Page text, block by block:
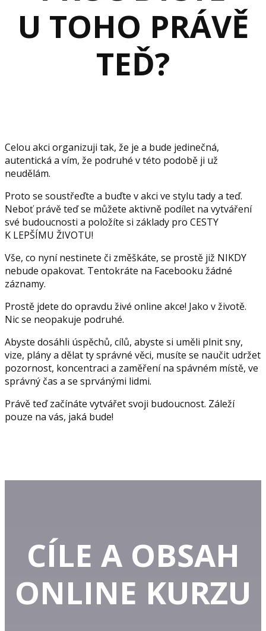
U TOHO PRÁVĚ
TEĎ?
Celou akci organizuji tak, že je a bude jedinečná,
autentická a vím, že podruhé v této podobě ji už
neudělám.
Proto se soustřeďte a buďte v akci ve stylu tady a teď.
Neboť právě teď se můžete aktivně podílet na vytváření
své budoucnosti a položíte si základy pro CESTY
K LEPŠÍMU ŽIVOTU!
Vše, co nyní nestinete či změškáte, se prostě již NIKDY
nebude opakovat. Tentokráte na Facebooku žádné
záznamy.
Prostě jdete do opravdu živé online akce! Jako v životě.
Nic se neopakuje podruhé.
Abyste dosáhli úspěchů, cílů, abyste si uměli plnit sny,
vize, plány a dělat ty správné věci, musíte se naučit udržet
pozornost, koncentraci a zaměření na spávném místě, ve
správný čas a se sprvánými lidmi.
Právě teď začínáte vytvářet svoji budoucnost. Záleží
pouze na vás, jaká bude!
CÍLE A OBSAH
ONLINE KURZU